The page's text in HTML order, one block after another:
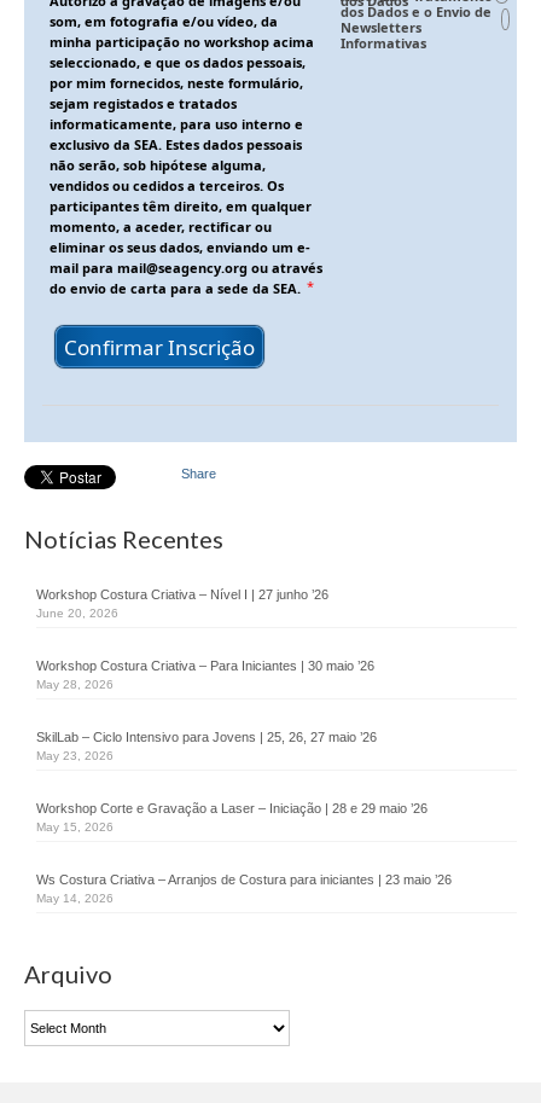
Desmarca-te
Job Pass
Branding You
Animação Territorial
GAL SINTRA URBAN
DLBC
CLDS 4G
Ás de Marvila
Clube de Pais
Pro Bono
Pro Bono Portugal
Linhas sobre Rodas
Fábrica do Empreendedor
FE Adroana
som, em fotografia e/ou vídeo, da
minha participação no workshop acima
seleccionado, e que os dados pessoais,
por mim fornecidos, neste formulário,
sejam registados e tratados
informaticamente, para uso interno e
exclusivo da SEA. Estes dados pessoais
não serão, sob hipótese alguma,
vendidos ou cedidos a terceiros. Os
participantes têm direito, em qualquer
momento, a aceder, rectificar ou
eliminar os seus dados, enviando um e-
mail para mail@seagency.org ou através
do envio de carta para a sede da SEA. *
dos Dados e o Envio de
Newsletters
Informativas
Confirmar Inscrição
Share
Notícias Recentes
Workshop Costura Criativa – Nível I | 27 junho ’26
June 20, 2026
Workshop Costura Criativa – Para Iniciantes | 30 maio ’26
May 28, 2026
SkilLab – Ciclo Intensivo para Jovens | 25, 26, 27 maio ’26
May 23, 2026
Workshop Corte e Gravação a Laser – Iniciação | 28 e 29 maio ’26
May 15, 2026
Ws Costura Criativa – Arranjos de Costura para iniciantes | 23 maio ’26
May 14, 2026
Arquivo